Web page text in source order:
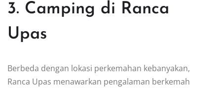
3. Camping di Ranca
Upas
Berbeda dengan lokasi perkemahan kebanyakan,
Ranca Upas menawarkan pengalaman berkemah